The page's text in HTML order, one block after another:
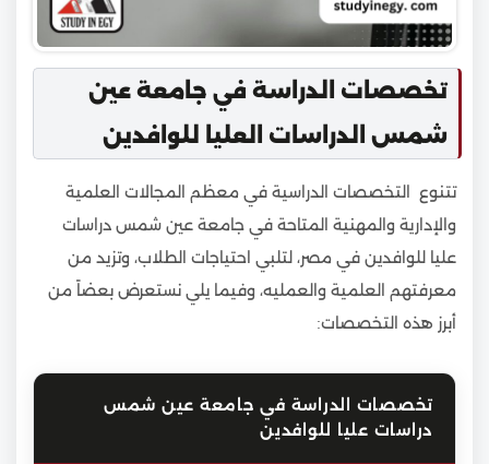
تخصصات الدراسة في جامعة عين
شمس الدراسات العليا للوافدين
تتنوع التخصصات الدراسية في معظم المجالات العلمية
والإدارية والمهنية المتاحة في جامعة عين شمس دراسات
عليا للوافدين في مصر، لتلبي احتياجات الطلاب، وتزيد من
معرفتهم العلمية والعمليه، وفيما يلي نستعرض بعضاً من
أبرز هذه التخصصات:
تخصصات الدراسة في جامعة عين شمس
دراسات عليا للوافدين